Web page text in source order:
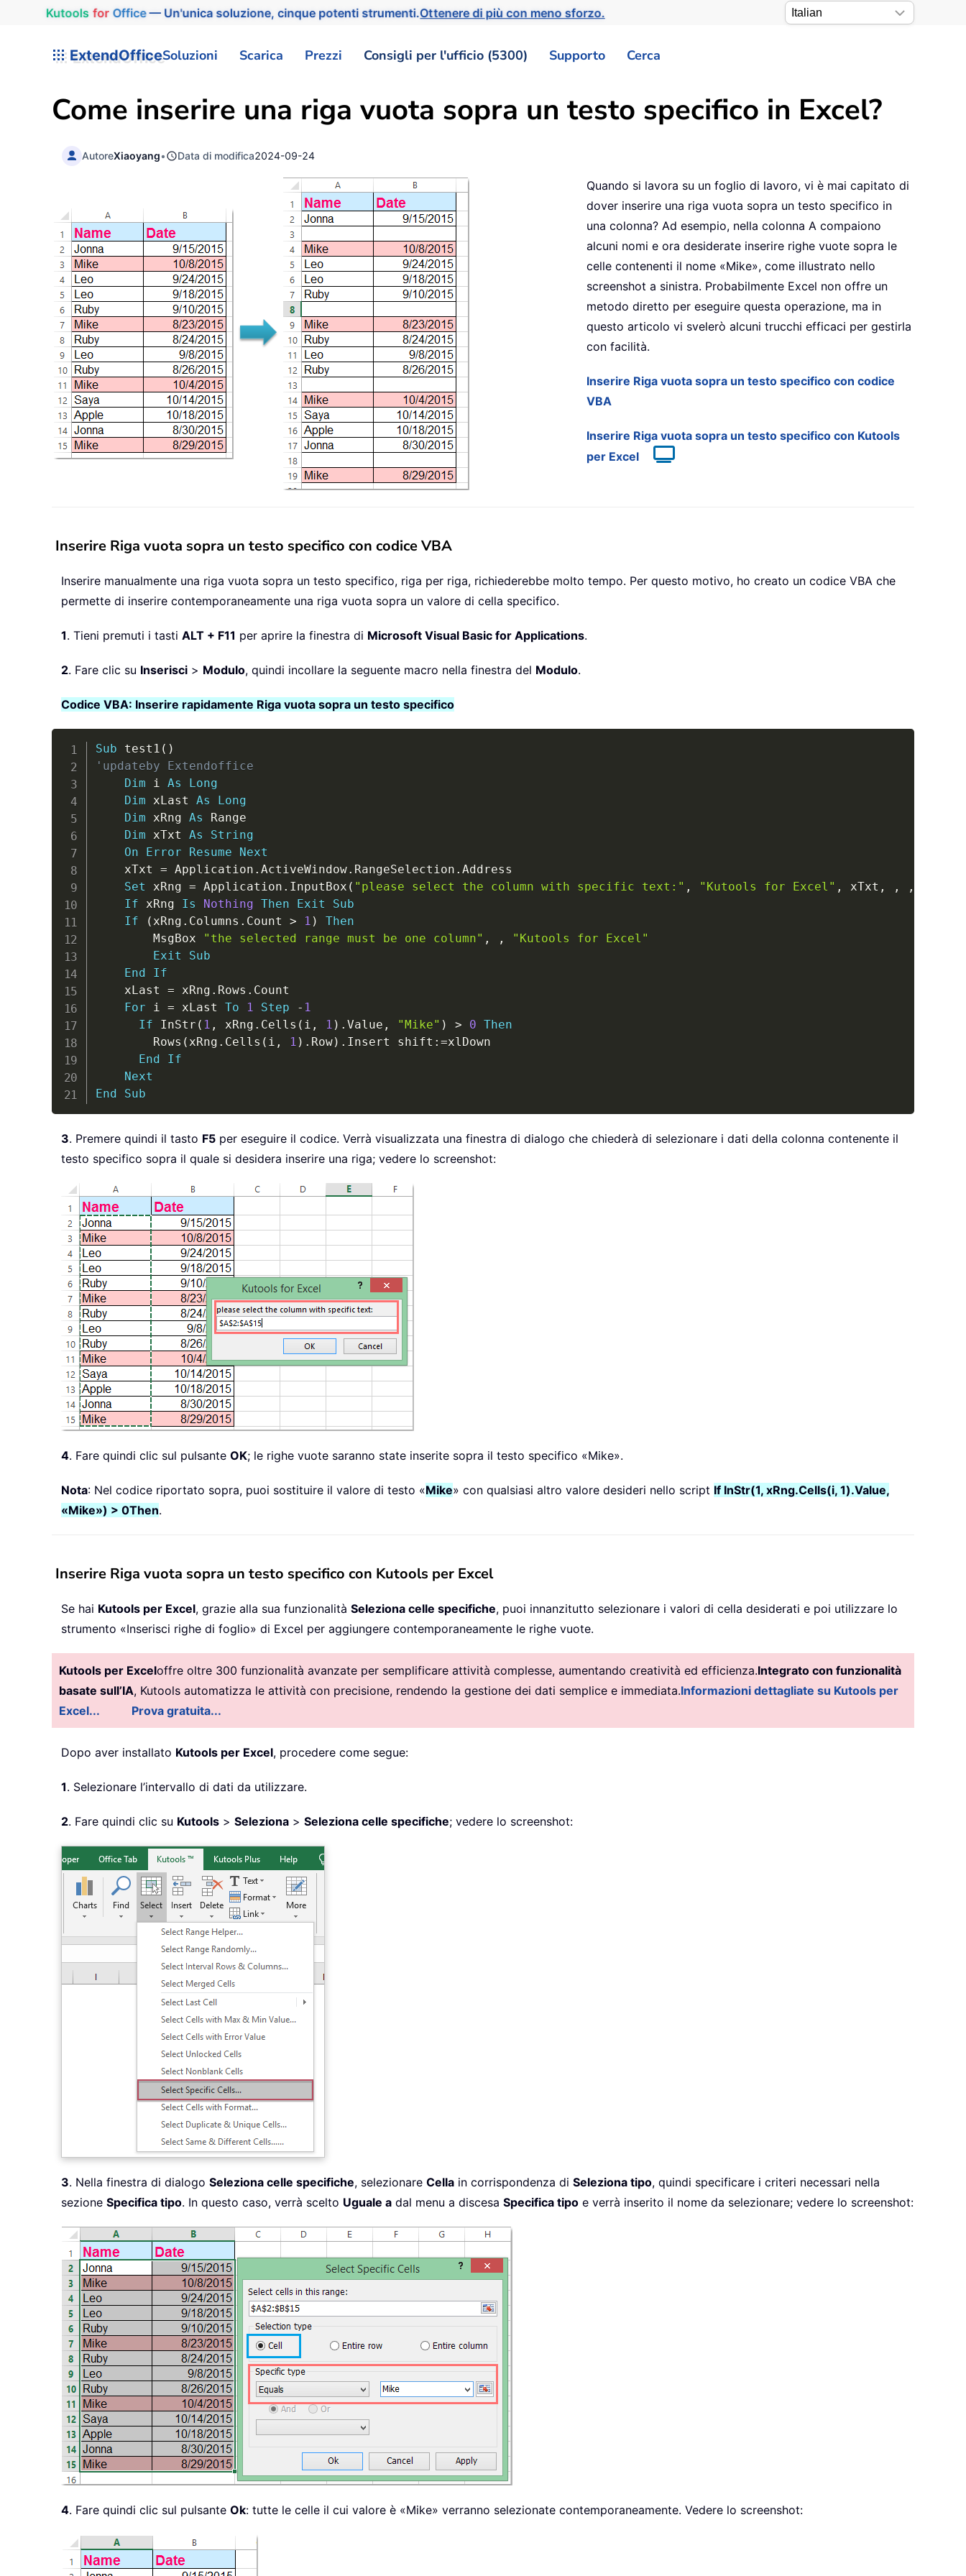
Kutools for Office— Un'unica soluzione, cinque potenti strumenti.Ottenere di più con meno sforzo.
ExtendOfficeSoluzioni Scarica Prezzi Consigli per l'ufficio (5300) Supporto Cerca
Come inserire una riga vuota sopra un testo specifico in Excel?
AutoreXiaoyang• Data di modifica2024-09-24
Quando si lavora su un foglio di lavoro, vi è mai capitato di
dover inserire una riga vuota sopra un testo specifico in
una colonna? Ad esempio, nella colonna A compaiono
alcuni nomi e ora desiderate inserire righe vuote sopra le
celle contenenti il nome «Mike», come illustrato nello
screenshot a sinistra. Probabilmente Excel non offre un
metodo diretto per eseguire questa operazione, ma in
questo articolo vi svelerò alcuni trucchi efficaci per gestirla
con facilità.
Inserire Riga vuota sopra un testo specifico con codice
VBA
Inserire Riga vuota sopra un testo specifico con Kutools
per Excel
Inserire Riga vuota sopra un testo specifico con codice VBA
Inserire manualmente una riga vuota sopra un testo specifico, riga per riga, richiederebbe molto tempo. Per questo motivo, ho creato un codice VBA che
permette di inserire contemporaneamente una riga vuota sopra un valore di cella specifico.
1. Tieni premuti i tasti ALT + F11 per aprire la finestra di Microsoft Visual Basic for Applications.
2. Fare clic su Inserisci > Modulo, quindi incollare la seguente macro nella finestra del Modulo.
Codice VBA: Inserire rapidamente Riga vuota sopra un testo specifico
Sub test1 ( )
'updateby Extendoffice
Dim i As
Long
Dim xLast As
Long
Dim xRng As Range
Dim xTxt As
String
On
Error Resume
Next
    xTxt
= Application . ActiveWindow. RangeSelection . Address
Set xRng = Application . InputBox ( "please select the column with specific text:" , "Kutools for Excel" , xTxt , , ,
If xRng Is Nothing Then Exit
Sub
If
( xRng . Columns . Count > 1 )
Then
        MsgBox
"the selected range must be one column" , ,
"Kutools for Excel"
Exit
Sub
End
If
    xLast
= xRng . Rows . Count
For i = xLast To 1 Step - 1
If InStr ( 1 , xRng . Cells ( i , 1 ) . Value , "Mike" ) > 0 Then
        Rows
( xRng . Cells ( i , 1 ) . Row) . Insert shift : =xlDown
End
If
Next
End
Sub
3. Premere quindi il tasto F5 per eseguire il codice. Verrà visualizzata una finestra di dialogo che chiederà di selezionare i dati della colonna contenente il
testo specifico sopra il quale si desidera inserire una riga; vedere lo screenshot:
4. Fare quindi clic sul pulsante OK; le righe vuote saranno state inserite sopra il testo specifico «Mike».
Nota: Nel codice riportato sopra, puoi sostituire il valore di testo «Mike» con qualsiasi altro valore desideri nello script If InStr(1, xRng.Cells(i, 1).Value,
«Mike») > 0Then.
Inserire Riga vuota sopra un testo specifico con Kutools per Excel
Se hai Kutools per Excel, grazie alla sua funzionalità Seleziona celle specifiche, puoi innanzitutto selezionare i valori di cella desiderati e poi utilizzare lo
strumento «Inserisci righe di foglio» di Excel per aggiungere contemporaneamente le righe vuote.
Kutools per Exceloffre oltre 300 funzionalità avanzate per semplificare attività complesse, aumentando creatività ed efficienza.Integrato con funzionalità
basate sull’IA, Kutools automatizza le attività con precisione, rendendo la gestione dei dati semplice e immediata.Informazioni dettagliate su Kutools per
Excel...
Prova gratuita...
Dopo aver installato Kutools per Excel, procedere come segue:
1. Selezionare l’intervallo di dati da utilizzare.
2. Fare quindi clic su Kutools > Seleziona > Seleziona celle specifiche; vedere lo screenshot:
3. Nella finestra di dialogo Seleziona celle specifiche, selezionare Cella in corrispondenza di Seleziona tipo, quindi specificare i criteri necessari nella
sezione Specifica tipo. In questo caso, verrà scelto Uguale a dal menu a discesa Specifica tipo e verrà inserito il nome da selezionare; vedere lo screenshot:
4. Fare quindi clic sul pulsante Ok: tutte le celle il cui valore è «Mike» verranno selezionate contemporaneamente. Vedere lo screenshot: